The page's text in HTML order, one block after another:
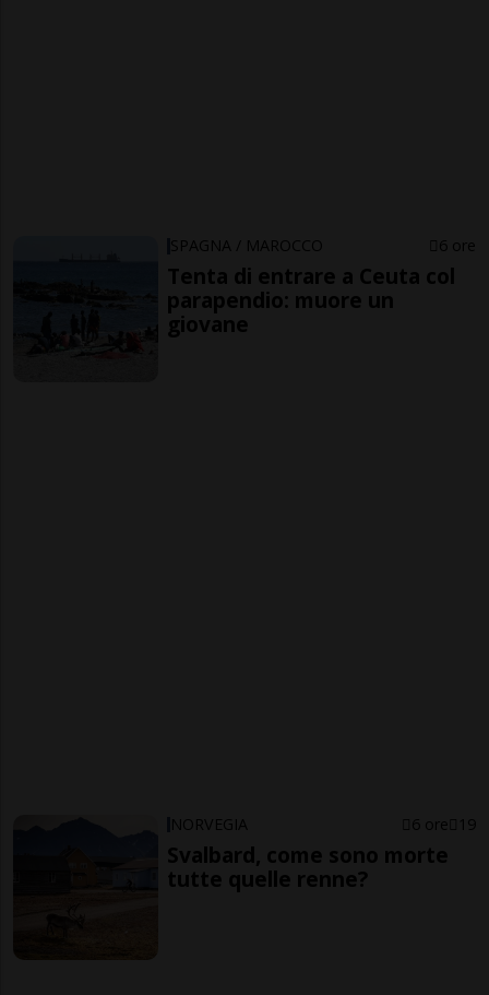
SPAGNA / MAROCCO 6 ore
Tenta di entrare a Ceuta col
parapendio: muore un
giovane
NORVEGIA 6 ore 19
Svalbard, come sono morte
tutte quelle renne?